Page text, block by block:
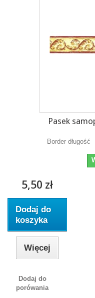
Pasek
Border
5,50 zł
Dodaj do
koszyka
Więcej
Dodaj do
porówania